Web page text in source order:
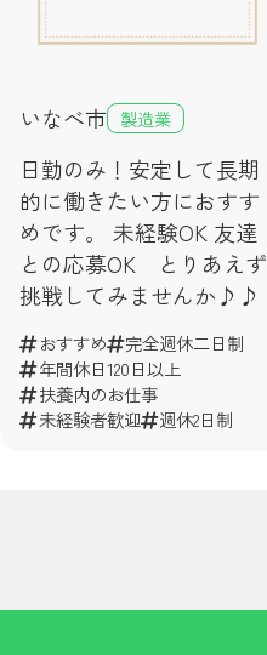
いなべ市 製造業
日勤のみ！安定して長期
的に働きたい方におすす
めです。 未経験OK 友達
との応募OK とりあえず
挑戦してみませんか♪♪
おすすめ
完全週休二日制
年間休日120日以上
扶養内のお仕事
未経験者歓迎
週休2日制